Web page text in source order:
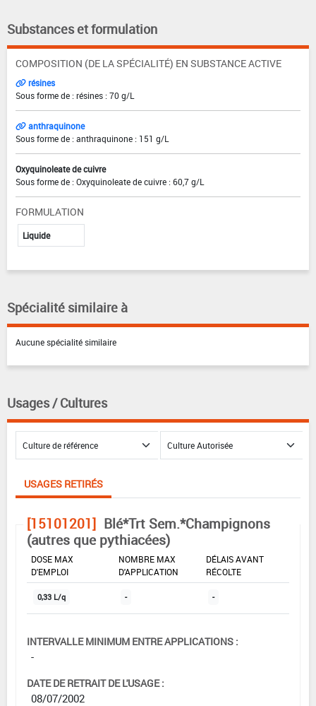
Substances et formulation
COMPOSITION (DE LA SPÉCIALITÉ) EN SUBSTANCE ACTIVE
résines
Sous forme de : résines : 70 g/L
anthraquinone
Sous forme de : anthraquinone : 151 g/L
Oxyquinoleate de cuivre
Sous forme de : Oxyquinoleate de cuivre : 60,7 g/L
FORMULATION
Liquide
Spécialité similaire à
Aucune spécialité similaire
Usages / Cultures
USAGES RETIRÉS
[15101201] Blé*Trt Sem.*Champignons
(autres que pythiacées)
DOSE MAX
D'EMPLOI
NOMBRE MAX
D'APPLICATION
DÉLAIS AVANT
RÉCOLTE
0,33 L/q - -
INTERVALLE MINIMUM ENTRE APPLICATIONS :
-
DATE DE RETRAIT DE L'USAGE :
08/07/2002